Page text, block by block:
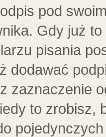
pod
Gdy już
pisania
dodawać
zaznaczenie
to zrobisz,